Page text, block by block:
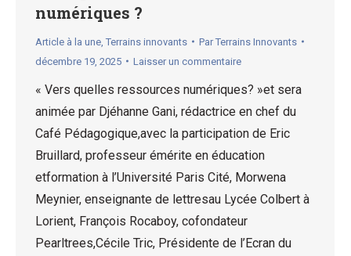
numériques ?
Article à la une Terrains innovants ParTerrains Innovants
décembre 19, 2025
Laisser un commentaire
« Vers quelles ressources numériques? »et sera
animée par Djéhanne Gani, rédactrice en chef du
Café Pédagogique,avec la participation de Eric
Bruillard, professeur émérite en éducation
etformation à l’Université Paris Cité, Morwena
Meynier, enseignante de lettresau Lycée Colbert à
Lorient, François Rocaboy, cofondateur
Pearltrees,Cécile Tric, Présidente de l’Ecran du